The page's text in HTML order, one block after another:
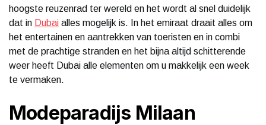
hoogste reuzenrad ter wereld en het wordt al snel duidelijk
dat in Dubai alles mogelijk is. In het emiraat draait alles om
het entertainen en aantrekken van toeristen en in combi
met de prachtige stranden en het bijna altijd schitterende
weer heeft Dubai alle elementen om u makkelijk een week
te vermaken.
Modeparadijs Milaan